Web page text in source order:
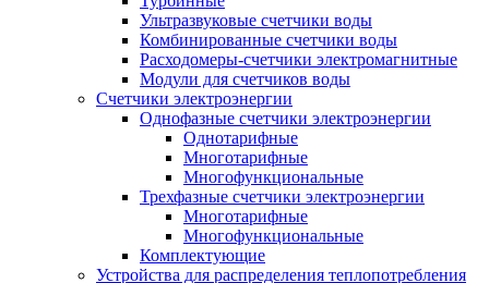
Ультразвуковые счетчики воды
Комбинированные счетчики воды
Расходомеры-счетчики электромагнитные
Модули для счетчиков воды
Счетчики электроэнергии
Однофазные счетчики электроэнергии
Однотарифные
Многотарифные
Многофункциональные
Трехфазные счетчики электроэнергии
Многотарифные
Многофункциональные
Комплектующие
Устройства для распределения теплопотребления